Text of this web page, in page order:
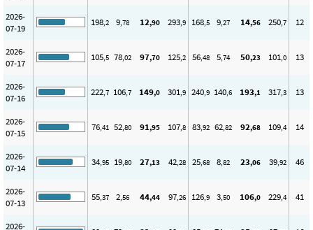
2026-
07-19
198,2 9,78 12,90 293,9 168,5 9,27 14,56 250,7 12
2026-
07-17
105,5 78,02 97,70 125,2 56,48 5,74 50,23 101,0 13
2026-
07-16
222,7 106,7 149,0 301,9 240,9 140,6 193,1 317,3 13
2026-
07-15
76,41 52,80 91,95 107,8 83,92 62,82 92,68 109,4 14
2026-
07-14
34,95 19,80 27,13 42,28 25,68 8,82 23,06 39,92 46
2026-
07-13
55,37 2,56 44,44 97,26 126,9 3,50 106,0 229,4 41
2026-